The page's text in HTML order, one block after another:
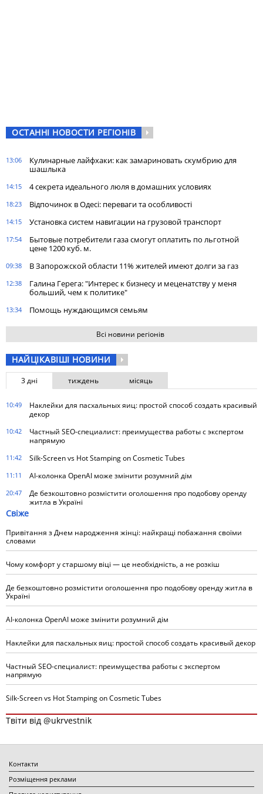
ОСТАННІ НОВОСТИ РЕГІОНІВ
13:06
Кулинарные лайфхаки: как замариновать скумбрию для
шашлыка
14:15 4 секрета идеального люля в домашних условиях
18:23 Відпочинок в Одесі: переваги та особливості
14:15 Установка систем навигации на грузовой транспорт
17:54
Бытовые потребители газа cмогут оплатить по льготной
цене 1200 куб. м.
09:38 В Запорожской области 11% жителей имеют долги за газ
12:38
Галина Герега: "Интерес к бизнесу и меценатству у меня
больший, чем к политике"
13:34 Помощь нуждающимся семьям
Всі новини регіонів
НАЙЦІКАВІШІ НОВИНИ
3 дні тиждень місяць
10:49
Наклейки для пасхальных яиц: простой способ создать красивый
декор
10:42
Частный SEO-специалист: преимущества работы с экспертом
напрямую
11:42 Silk-Screen vs Hot Stamping on Cosmetic Tubes
11:11 AI-колонка OpenAI може змінити розумний дім
20:47
Де безкоштовно розмістити оголошення про подобову оренду
житла в Україні
Свіже
Привітання з Днем народження жінці: найкращі побажання своїми
словами
Чому комфорт у старшому віці — це необхідність, а не розкіш
Де безкоштовно розмістити оголошення про подобову оренду житла в
Україні
AI-колонка OpenAI може змінити розумний дім
Наклейки для пасхальных яиц: простой способ создать красивый декор
Частный SEO-специалист: преимущества работы с экспертом
напрямую
Silk-Screen vs Hot Stamping on Cosmetic Tubes
Твіти від @ukrvestnik
Контакти
Розміщення реклами